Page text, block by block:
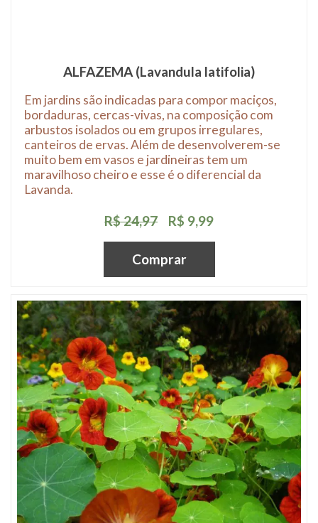
ALFAZEMA (Lavandula latifolia)
Em jardins são indicadas para compor maciços,
bordaduras, cercas-vivas, na composição com
arbustos isolados ou em grupos irregulares,
canteiros de ervas. Além de desenvolverem-se
muito bem em vasos e jardineiras tem um
maravilhoso cheiro e esse é o diferencial da
Lavanda.
R$ 24,97 R$ 9,99
Comprar